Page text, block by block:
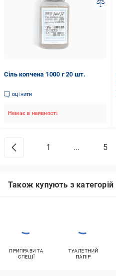
Сіль копчена 1000 г 20 шт.
оцінити
Немає в наявності
1 ... 5
Також купують з категорій
ПРИПРАВИ ТА
СПЕЦІЇ
ТУАЛЕТНИЙ
ПАПІР